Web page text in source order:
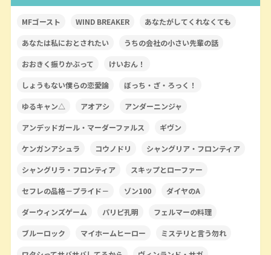
MFゴースト WIND BREAKER あなたがしてくれなくても
あなたは私におとされたい うちの会社の小さい先輩の話
おおきく振りかぶって けいおん！
しょうもない僕らの恋愛論 ぼっち・ざ・ろっく！
ゆるキャン△ アオアシ アンダーニンジャ
アンデッドガール・マーダーファルス ギヴン
ケンガンアシュラ コウノドリ シャングリア・フロンティア
シャングリラ・フロンティア スキップとローファー
セフレの品格－プライド－ ゾン100 ダイヤのA
ダーウィンズゲーム パリピ孔明 フェルマーの料理
ブルーロック マイホームヒーロー ミステリと言う勿れ